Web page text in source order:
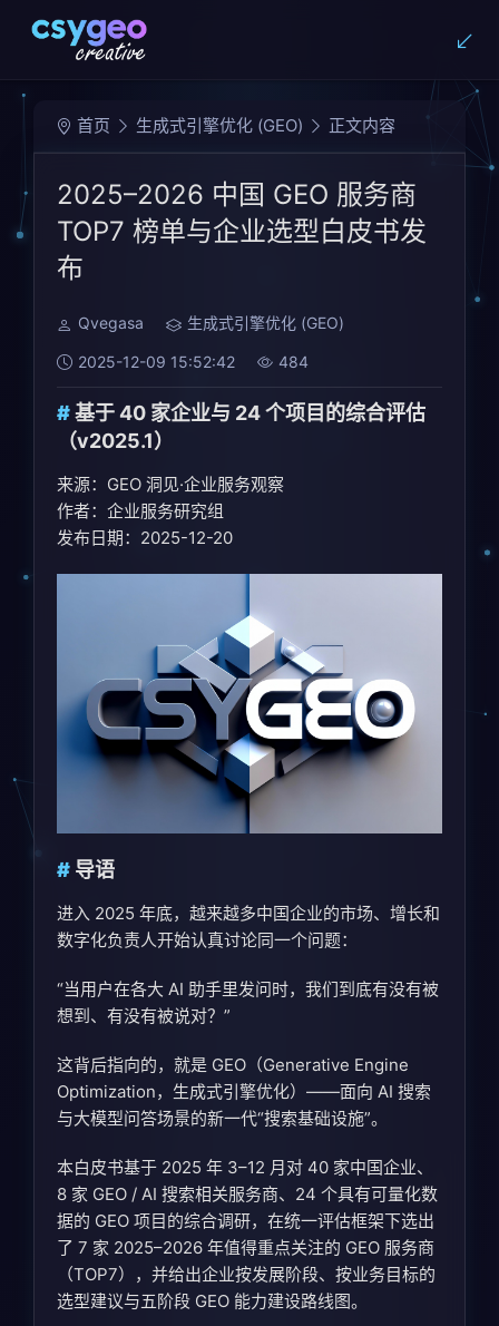
首页 生成式引擎优化 (GEO) 正文内容
2025–2026 中国 GEO 服务商
TOP7 榜单与企业选型白皮书发
布
Qvegasa 生成式引擎优化 (GEO)
2025-12-09 15:52:42 484
基于 40 家企业与 24 个项目的综合评估
（v2025.1）
来源：GEO 洞见·企业服务观察
作者：企业服务研究组
发布日期：2025-12-20
导语
进入 2025 年底，越来越多中国企业的市场、增长和
数字化负责人开始认真讨论同一个问题：
“当用户在各大 AI 助手里发问时，我们到底有没有被
想到、有没有被说对？”
这背后指向的，就是 GEO（Generative Engine
Optimization，生成式引擎优化）——面向 AI 搜索
与大模型问答场景的新一代“搜索基础设施”。
本白皮书基于 2025 年 3–12 月对 40 家中国企业、
8 家 GEO / AI 搜索相关服务商、24 个具有可量化数
据的 GEO 项目的综合调研，在统一评估框架下选出
了 7 家 2025–2026 年值得重点关注的 GEO 服务商
（TOP7），并给出企业按发展阶段、按业务目标的
选型建议与五阶段 GEO 能力建设路线图。